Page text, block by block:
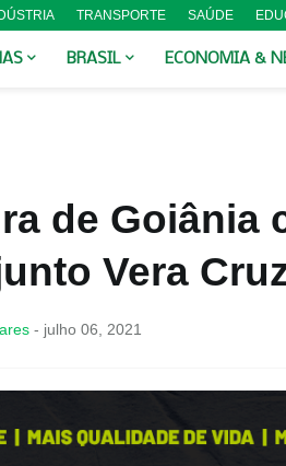
TRANSPORTE SAÚDE
BRASIL ECONOMIA &
de Goiânia
Vera
- julho 06, 2021